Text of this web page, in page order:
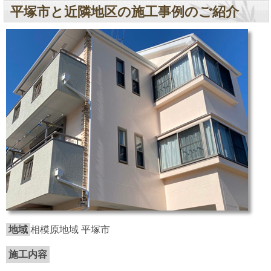
平塚市と近隣地区の施工事例のご紹介
地域 相模原地域 平塚市
施工内容